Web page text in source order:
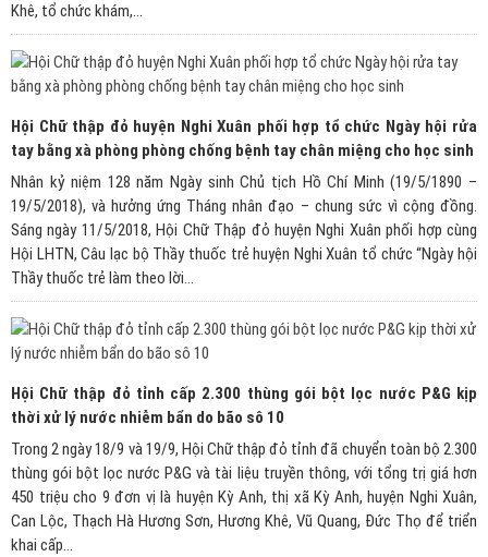
Khê, tổ chức khám,...
Hội Chữ thập đỏ huyện Nghi Xuân phối hợp tổ chức Ngày hội rửa
tay bằng xà phòng phòng chống bệnh tay chân miệng cho học sinh
Nhân kỷ niệm 128 năm Ngày sinh Chủ tịch Hồ Chí Minh (19/5/1890 –
19/5/2018), và hưởng ứng Tháng nhân đạo – chung sức vì cộng đồng.
Sáng ngày 11/5/2018, Hội Chữ Thập đỏ huyện Nghi Xuân phối hợp cùng
Hội LHTN, Câu lạc bộ Thầy thuốc trẻ huyện Nghi Xuân tổ chức “Ngày hội
Thầy thuốc trẻ làm theo lời...
Hội Chữ thập đỏ tỉnh cấp 2.300 thùng gói bột lọc nước P&G kịp
thời xử lý nước nhiễm bẩn do bão sô 10
Trong 2 ngày 18/9 và 19/9, Hội Chữ thập đỏ tỉnh đã chuyển toàn bộ 2.300
thùng gói bột lọc nước P&G và tài liệu truyền thông, với tổng trị giá hơn
450 triệu cho 9 đơn vị là huyện Kỳ Anh, thị xã Kỳ Anh, huyện Nghi Xuân,
Can Lộc, Thạch Hà Hương Sơn, Hương Khê, Vũ Quang, Đức Thọ để triển
khai cấp...